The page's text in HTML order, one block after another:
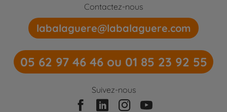
Contactez-nous
labalaguere@labalaguere.com
05 62 97 46 46 ou 01 85 23 92 55
Suivez-nous